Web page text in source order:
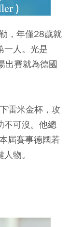
，年僅28歲就
一人。光是
出賽就為德國
雷米金杯，攻
不可沒。他總
屆賽事德國若
物。